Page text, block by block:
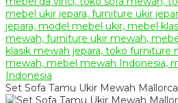
Set Sofa Tamu Ukir Mewah Mallorca